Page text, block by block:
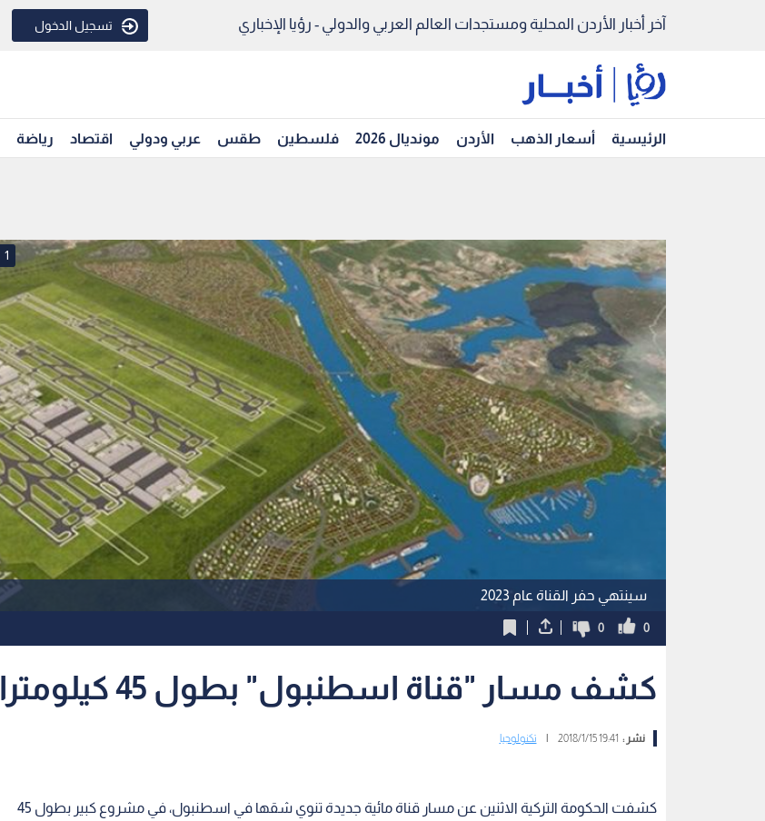
آخر أخبار الأردن المحلية ومستجدات العالم العربي والدولي - رؤيا الإخباري تسجيل الدخول
الرئيسية أسعار الذهب الأردن مونديال 2026 فلسطين طقس عربي ودولي اقتصاد رياضة
سينتهي حفر القناة عام 2023
1
0
0
كشف مسار "قناة اسطنبول" بطول 45 كيلومترا
نشر : 19:41 2018/1/15 تكنولوجيا
كشفت الحكومة التركية الاثنين عن مسار قناة مائية جديدة تنوي شقها في اسطنبول، في مشروع كبير بطول 45